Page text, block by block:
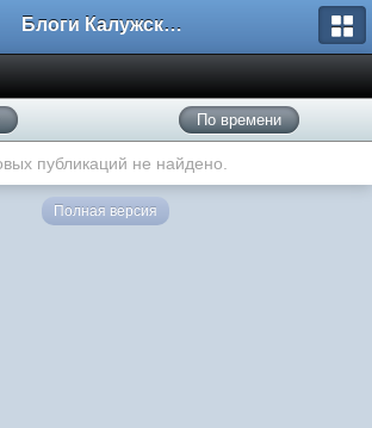
Блоги Калужского перекрестка
По времени
публикаций не найдено.
Полная версия